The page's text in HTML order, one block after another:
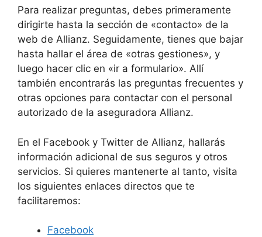
Para realizar preguntas, debes primeramente
dirigirte hasta la sección de «contacto» de la
web de Allianz. Seguidamente, tienes que bajar
hasta hallar el área de «otras gestiones», y
luego hacer clic en «ir a formulario». Allí
también encontrarás las preguntas frecuentes y
otras opciones para contactar con el personal
autorizado de la aseguradora Allianz.
En el Facebook y Twitter de Allianz, hallarás
información adicional de sus seguros y otros
servicios. Si quieres mantenerte al tanto, visita
los siguientes enlaces directos que te
facilitaremos:
Facebook